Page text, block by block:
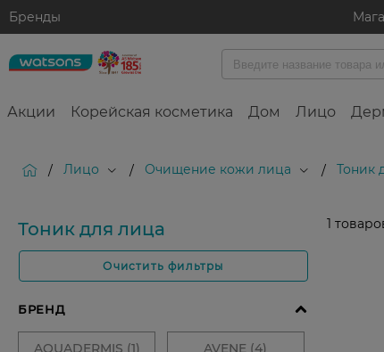
Бренды
Акции Корейская косметика Дом Лицо
/ Лицо / Очищение кожи лица / Тоник
Тоник для лица
Очистить фильтры
1